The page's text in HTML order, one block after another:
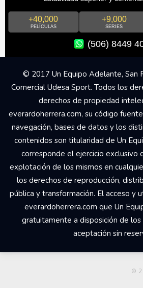
+40,000
PELÍCULAS
+9,000
SERIES
(506) 8449
© 2017 Un Equipo Adelante, San
Comercial Udesa Sport. Todos los
derechos de propiedad
everardoherrera.com, su código
navegación, bases de datos y los
contenidos son titularidad de Un
corresponde el ejercicio exclusivo
explotación de los mismos en
los derechos de reproducción,
pública y transformación. El acceso y
everardoherrera.com que Un
gratuitamente a disposición de los
aceptación sin
©